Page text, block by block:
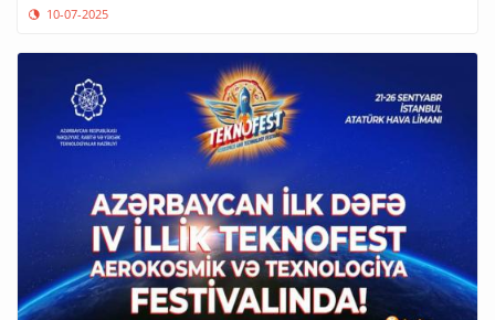
10-07-2025